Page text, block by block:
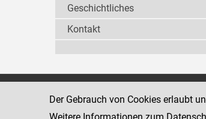
Geschichtliches
Kontakt
Wiener Jugendgerichtshilfe
www.justiz.gv.at/WrJGH
Der Gebrauch von Cookies erlaubt